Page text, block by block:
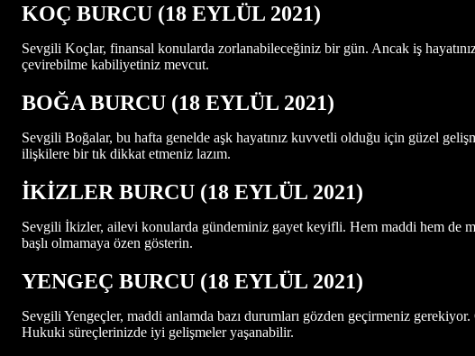
KOÇ BURCU (18 EYLÜL 2021)
Sevgili Koçlar, finansal konularda zorlanabileceğiniz bir gün. Ancak iş
çevirebilme kabiliyetiniz mevcut.
BOĞA BURCU (18 EYLÜL 2021)
Sevgili Boğalar, bu hafta genelde aşk hayatınız kuvvetli olduğu için güzel
ilişkilere bir tık dikkat etmeniz lazım.
İKİZLER BURCU (18 EYLÜL 2021)
Sevgili İkizler, ailevi konularda gündeminiz gayet keyifli. Hem maddi hem de
başlı olmamaya özen gösterin.
YENGEÇ BURCU (18 EYLÜL 2021)
Sevgili Yengeçler, maddi anlamda bazı durumları gözden geçirmeniz
Hukuki süreçlerinizde iyi gelişmeler yaşanabilir.